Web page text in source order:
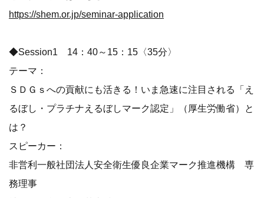
https://shem.or.jp/seminar-application
◆Session1 14：40～15：15〈35分〉
テーマ：
ＳＤＧｓへの貢献にも活きる！いま急速に注目される「え
るぼし・プラチナえるぼしマーク認定」（厚生労働省）と
は？
スピーカー：
非営利一般社団法人安全衛生優良企業マーク推進機構 専
務理事